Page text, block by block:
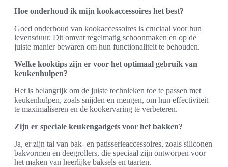
Hoe onderhoud ik mijn kookaccessoires het best?
Goed onderhoud van kookaccessoires is cruciaal voor hun
levensduur. Dit omvat regelmatig schoonmaken en op de
juiste manier bewaren om hun functionaliteit te behouden.
Welke kooktips zijn er voor het optimaal gebruik van
keukenhulpen?
Het is belangrijk om de juiste technieken toe te passen met
keukenhulpen, zoals snijden en mengen, om hun effectiviteit
te maximaliseren en de kookervaring te verbeteren.
Zijn er speciale keukengadgets voor het bakken?
Ja, er zijn tal van bak- en patisserieaccessoires, zoals siliconen
bakvormen en deegrollers, die speciaal zijn ontworpen voor
het maken van heerlijke baksels en taarten.